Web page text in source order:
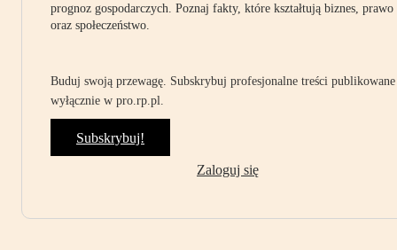
prognoz gospodarczych. Poznaj fakty, które kształtują biznes, prawo
oraz społeczeństwo.
Buduj swoją przewagę. Subskrybuj profesjonalne treści publikowane
wyłącznie w pro.rp.pl.
Subskrybuj!
Zaloguj się